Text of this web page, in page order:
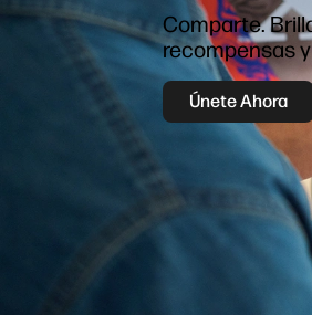
Comparte.
recompensas
Únete Ahora